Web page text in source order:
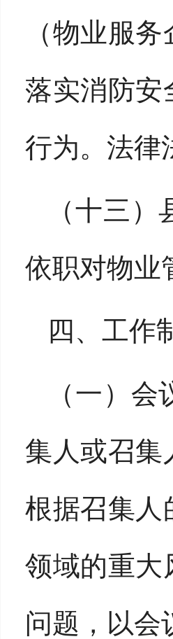
（物业服
落实消防安
行为。法律
（十三
依职对物业
四、工作
（一）会
集人或召集
根据召集人
领域的重大
问题，以会